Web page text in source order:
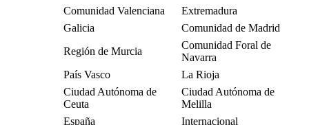
Comunidad Valenciana
Extremadura
Galicia
Comunidad de Madrid
Región de Murcia
Comunidad Foral de
Navarra
País Vasco
La Rioja
Ciudad Autónoma de
Ceuta
Ciudad Autónoma de
Melilla
España
Internacional